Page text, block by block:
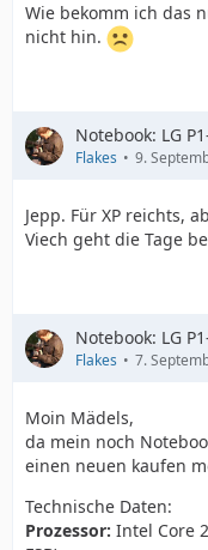
Wie bekomm ich das
nicht hin.
Notebook: LG
Flakes 9.
Jepp. Für XP reichts,
Viech geht die Tage
Notebook: LG
Flakes 7.
Moin Mädels,
da mein noch
einen neuen kaufen
Technische Daten:
Prozessor: Intel Core